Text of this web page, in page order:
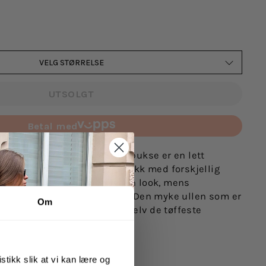
Om
slik at vi kan lære og
VELG STØRRELSE
UTSOLGT
Betal med
Kari Traa Smekker Ullbukse er en lett
Paneler i jacquardstrikk med forskjellig
uttrykk og en leken look, mens
farge gir en pen kontrast. Den myke ullen som er
holder deg god og tørr i selv de tøffeste